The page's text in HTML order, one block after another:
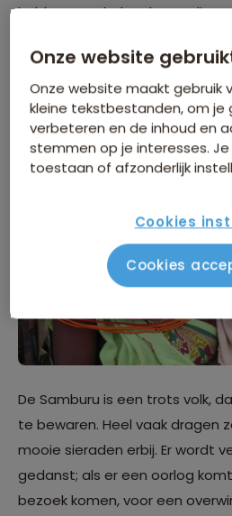
hebben een halve dag nodig
wegjagen als deze hun vee aan
De Samburu is een trots volk,
te bewaren. Heel vaak dragen
mooie sieraden erbij. Er wordt
gedanst; als er een oorlog
bezoek komen, voor een
Onze website
Onze website maakt gebruik
kleine tekstbestanden, om je
verbeteren en de inhoud en
stemmen op je interesses.
toestaan of afzonderlijk
Cookies
Cookies